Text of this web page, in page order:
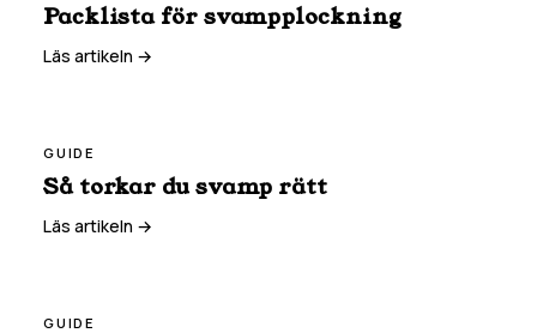
Packlista för svampplockning
Läs artikeln →
GUIDE
Så torkar du svamp rätt
Läs artikeln →
GUIDE